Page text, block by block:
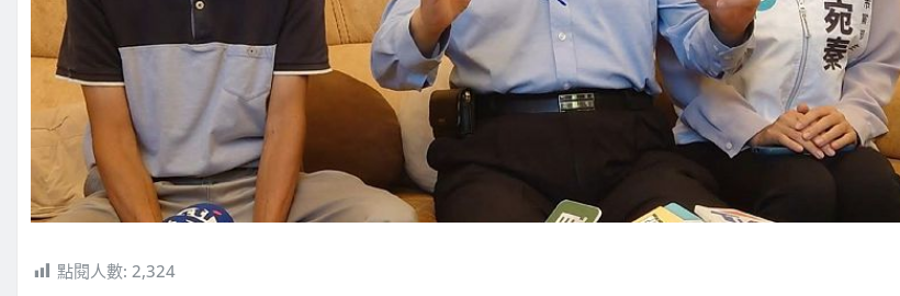
點閱人數: 2,324